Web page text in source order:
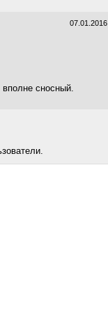
07.01.2016
сносный.